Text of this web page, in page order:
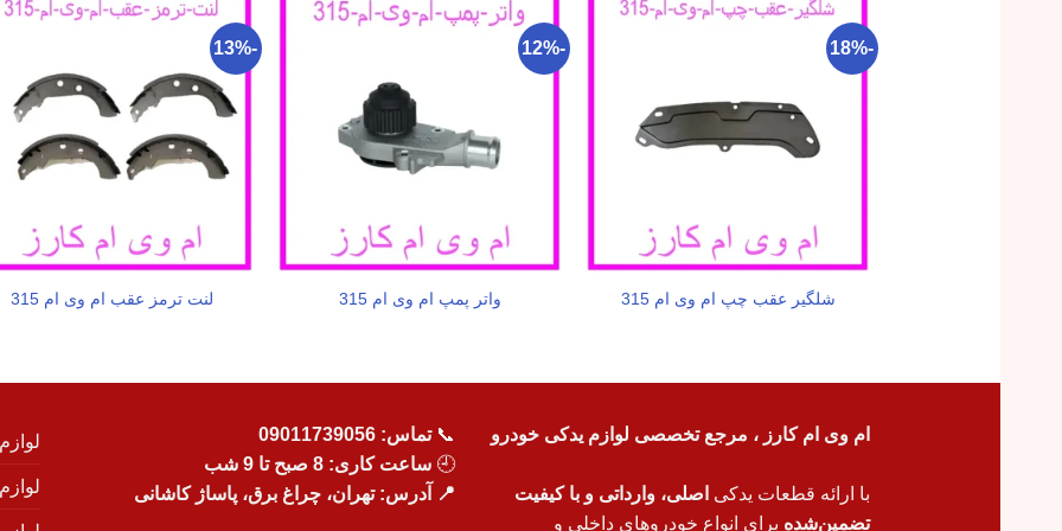
-18%
شلگیر عقب چپ ام وی ام 315
-12%
واتر پمپ ام وی ام 315
-13%
لنت ترمز عقب ام وی ام 315
ام وی ام کارز ، مرجع تخصصی لوازم یدکی خودرو
با ارائه قطعات یدکی اصلی، وارداتی و با کیفیت
تضمین‌شده برای انواع خودروهای داخلی و
📞تماس: 09011739056
🕘 ساعت کاری: 8 صبح تا 9 شب
📍 آدرس: تهران، چراغ برق، پاساژ کاشانی